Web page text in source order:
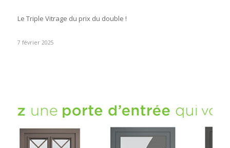
Le Triple Vitrage du prix du double !
7 février 2025